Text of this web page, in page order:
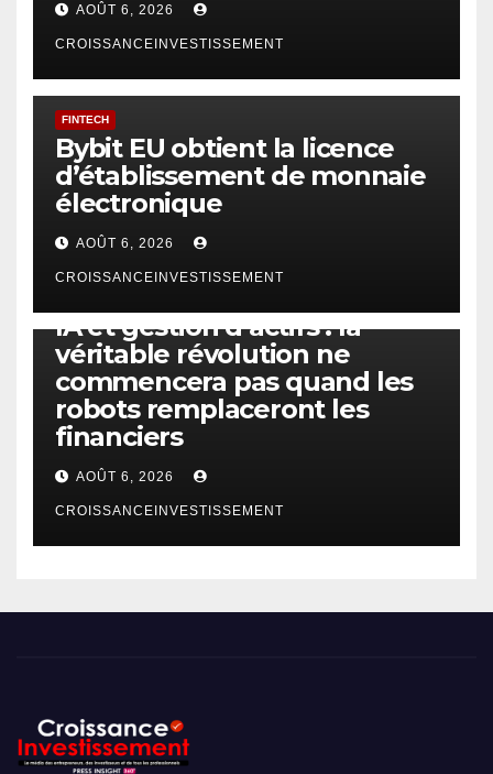
AOÛT 6, 2026
CROISSANCEINVESTISSEMENT
FINTECH
Bybit EU obtient la licence
d’établissement de monnaie
électronique
AOÛT 6, 2026
CROISSANCEINVESTISSEMENT
IA et gestion d’actifs : la
véritable révolution ne
commencera pas quand les
robots remplaceront les
financiers
AOÛT 6, 2026
CROISSANCEINVESTISSEMENT